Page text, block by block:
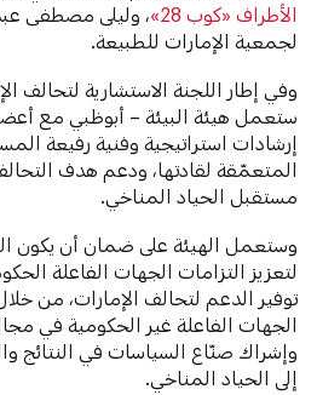
الأطراف «كوب 28»
، وليلى مصطفى
لجمعية الإمارات للطبيعة.
وفي إطار اللجنة الاستشارية لتحالف
ستعمل هيئة البيئة – أبوظبي مع
إرشادات استراتيجية وفنية رفيعة
المتعمّقة لقادتها، ودعم هدف
مستقبل الحياد المناخي.
وستعمل الهيئة على ضمان أن يكون
لتعزيز التزامات الجهات الفاعلة
توفير الدعم لتحالف الإمارات، من
الجهات الفاعلة غير الحكومية في
وإشراك صنّاع السياسات في النتائج
إلى الحياد المناخي.